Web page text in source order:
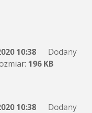
10:38
Dodany
196 KB
10:38
Dodany